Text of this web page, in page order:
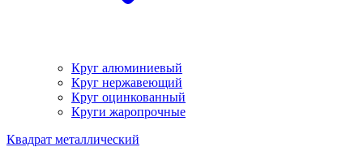
Круг алюминиевый
Круг нержавеющий
Круг оцинкованный
Круги жаропрочные
Квадрат металлический